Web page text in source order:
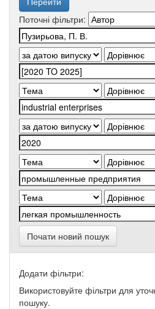
Поточні фільтри:
Почати новий пошук
Додати фільтри:
Використовуйте фільтри для
пошуку.